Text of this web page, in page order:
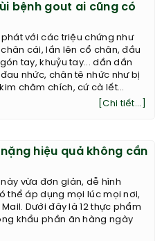
bệnh gout ai cũng có
phát với các triệu chứng như
cái, lần lên cổ chân, đầu
tay, khuỷu tay... dần dần
nhức, chân tê nhức như bị
châm chích, cứ cà lết...
[Chi tiết...]
hiệu quả không cần
vừa đơn giản, dễ hình
thể áp dụng mọi lúc mọi nơi,
Dưới đây là 12 thực phẩm
khẩu phần ăn hàng ngày